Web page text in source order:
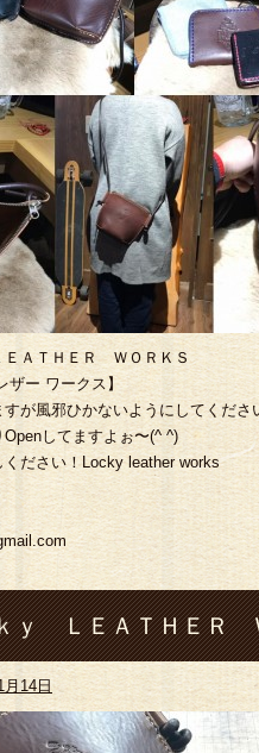
リング#トラッカーウ
ＡＴＨＥＲ ＷＯＲＫＳ
ー ワークス】
が風邪ひかないようにしてくださ
してますよぉ〜(^ ^)
ください！Locky leather works
ｙ ＬＥＡＴＨＥＲ
シェット製作#熊本#
月14日